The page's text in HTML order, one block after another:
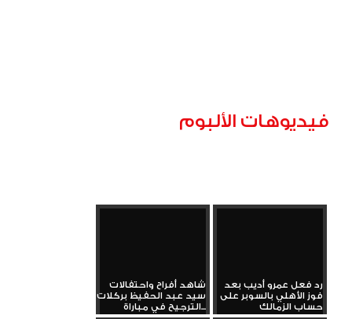
فيديوهات الألبوم
رد فعل عمرو أديب بعد
فوز الأهلي بالسوبر على
حساب الزمالك
شاهد أفراح واحتفالات
سيد عبد الحفيظ بركلات
الترجيح في مباراة...